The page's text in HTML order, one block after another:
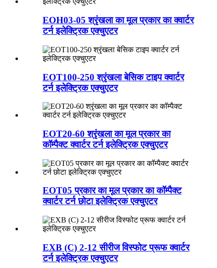
EOH03-05 श्रृंखला का मूल प्रकार का क्वार्टर
टर्न इलेक्ट्रिक एक्चुएटर
EOT100-250 श्रृंखला बेसिक टाइप क्वार्टर
टर्न इलेक्ट्रिक एक्चुएटर
EOT20-60 श्रृंखला का मूल प्रकार का
कॉम्पैक्ट क्वार्टर टर्न इलेक्ट्रिक एक्चुएटर
EOT05 प्रकार का मूल प्रकार का कॉम्पैक्ट
क्वार्टर टर्न छोटा इलेक्ट्रिक एक्चुएटर
EXB (C) 2-12 सीरीज विस्फोट प्रूफ क्वार्टर
टर्न इलेक्ट्रिक एक्चुएटर